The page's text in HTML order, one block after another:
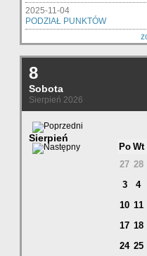
2025-11-04
PODZIAŁ PUNKTÓW
8
Sobota
Sierpień 2026
Sierpień
Po Wt
27 28
3
4
10 11
17 18
24 25